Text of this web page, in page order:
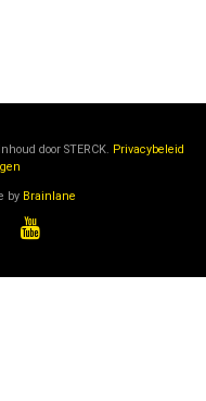
door STERCK. Privacybeleid
by Brainlane